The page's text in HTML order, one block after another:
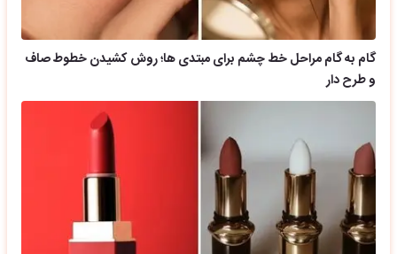
گام به گام مراحل خط چشم برای مبتدی ها؛ روش کشیدن خطوط صاف
و طرح دار